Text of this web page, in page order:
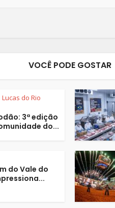
VOCÊ PODE GOSTAR
Lucas do Rio
3ª edição
do...
do Vale do